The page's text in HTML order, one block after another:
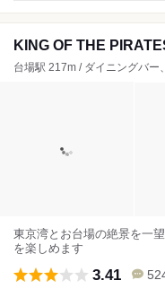
KING OF THE
台場駅 217m / ダイニングバ
東京湾とお台場の絶景を一
を楽しめます
3.41